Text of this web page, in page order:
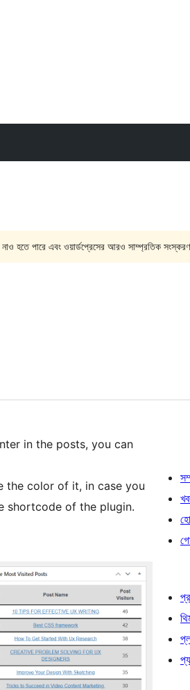
হতে পারে এবং ওয়ার্ডপ্রেসের আরও সাম্প্রতিক
in the posts, you can
the color of it, in case you
shortcode of the plugin.